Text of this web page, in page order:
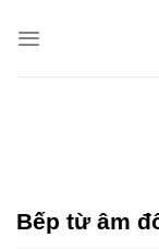
Bếp từ âm